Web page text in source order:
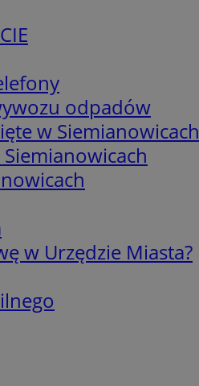
odpadów
w Siemianowicach
Siemianowicach
w Urzędzie Miasta?